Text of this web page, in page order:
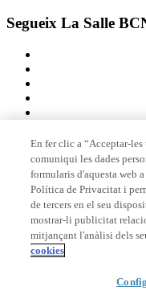
Segueix La Salle
Membre de
Acreditacions
© 2026 La Salle Campus
En fer clic a “Acceptar-
comuniqui les dades
formularis d'aquesta web
Política de Privacitat i
de tercers en el seu
mostrar-li publicitat
mitjançant l'anàlisi dels
cookies